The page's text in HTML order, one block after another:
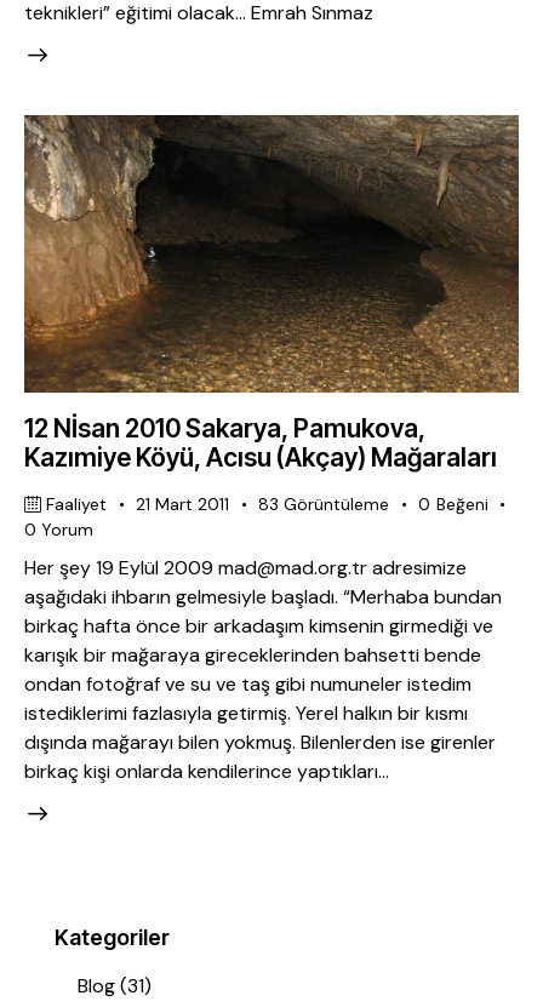
teknikleri” eğitimi olacak... Emrah Sınmaz
12 Nİsan 2010 Sakarya, Pamukova,
Kazımiye Köyü, Acısu (Akçay) Mağaraları
Faaliyet 21 Mart 2011 83 Görüntüleme 0 Beğeni
0 Yorum
Her şey 19 Eylül 2009 mad@mad.org.tr adresimize
aşağıdaki ihbarın gelmesiyle başladı. “Merhaba bundan
birkaç hafta önce bir arkadaşım kimsenin girmediği ve
karışık bir mağaraya gireceklerinden bahsetti bende
ondan fotoğraf ve su ve taş gibi numuneler istedim
istediklerimi fazlasıyla getirmiş. Yerel halkın bir kısmı
dışında mağarayı bilen yokmuş. Bilenlerden ise girenler
birkaç kişi onlarda kendilerince yaptıkları…
Kategoriler
Blog(31)